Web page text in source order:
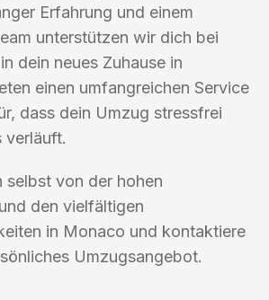
Erfahrung und einem
unterstützen wir dich bei
dein neues Zuhause in
einen umfangreichen Service
dass dein Umzug stressfrei
verläuft.
selbst von der hohen
den vielfältigen
in Monaco und kontaktiere
Umzugsangebot.